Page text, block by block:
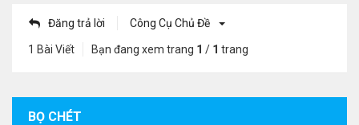
Đăng trả lời Công Cụ Chủ Đề
1 Bài Viết Bạn đang xem trang 1 / 1 trang
BỌ CHÉT